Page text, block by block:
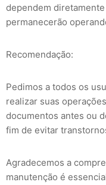
dependem
permanecerão
Recomendação:
Pedimos a todos os
realizar suas
documentos antes ou
fim de evitar
Agradecemos a
manutenção é